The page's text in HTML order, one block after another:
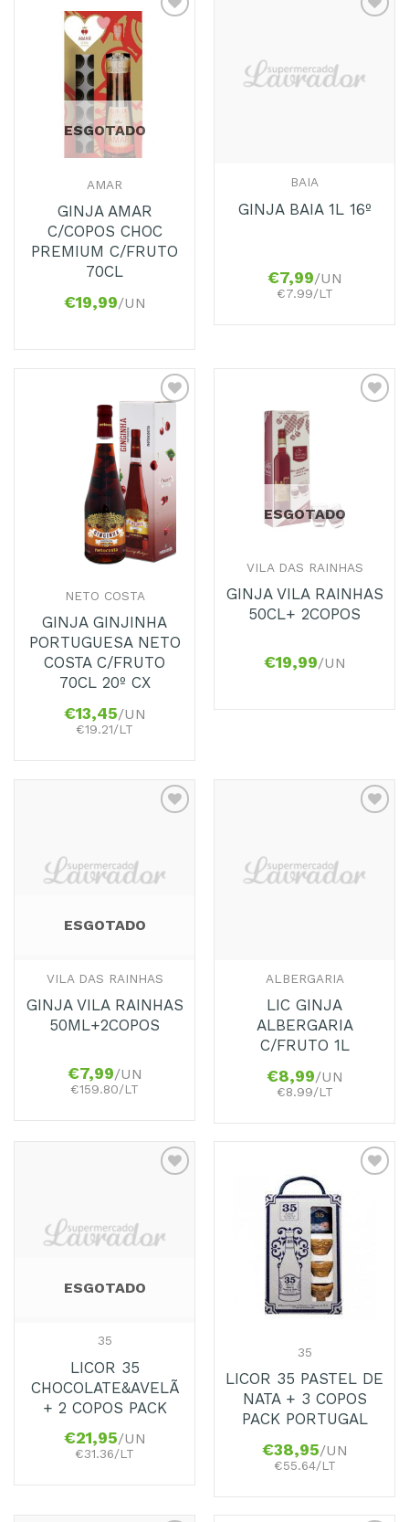
Adicionar
ESGOTADO
AMAR
GINJA AMAR
C/COPOS CHOC
PREMIUM C/FRUTO
70CL
€19,99/UN
Favoritos
BAIA
GINJA BAIA 1L 16º
€7,99/UN
€7.99/LT
Adicionar
Favoritos
NETO COSTA
GINJA GINJINHA
PORTUGUESA NETO
COSTA C/FRUTO
70CL 20º CX
€13,45/UN
€19.21/LT
ESGOTADO
VILA DAS RAINHAS
GINJA VILA RAINHAS
50CL+ 2COPOS
€19,99/UN
Favoritos
ESGOTADO
VILA DAS RAINHAS
GINJA VILA RAINHAS
50ML+2COPOS
€7,99/UN
€159.80/LT
Favoritos
ALBERGARIA
LIC GINJA
ALBERGARIA
C/FRUTO 1L
€8,99/UN
€8.99/LT
Favoritos
ESGOTADO
35
LICOR 35
CHOCOLATE&AVELÃ
+ 2 COPOS PACK
€21,95/UN
€31.36/LT
Adicionar
Favoritos
35
LICOR 35 PASTEL DE
NATA + 3 COPOS
PACK PORTUGAL
€38,95/UN
€55.64/LT